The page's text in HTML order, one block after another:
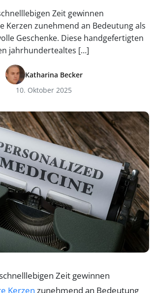
Zeit gewinnen
Kerzen zunehmend an Bedeutung als
Geschenke. Diese handgefertigten
jahrhundertealtes […]
Katharina Becker
10. Oktober 2025
Zeit gewinnen
Kerzen zunehmend an Bedeutung